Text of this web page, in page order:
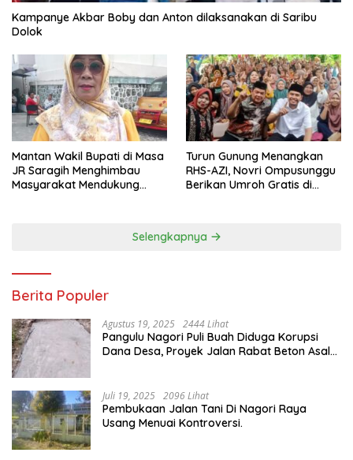
Kampanye Akbar Boby dan Anton dilaksanakan di Saribu
Dolok
Mantan Wakil Bupati di Masa
JR Saragih Menghimbau
Masyarakat Mendukung
Turun Gunung Menangkan
RHS-AZI, Novri Ompusunggu
Berikan Umroh Gratis di
Selengkapnya
Berita Populer
Agustus 19, 2025 2444 Lihat
Pangulu Nagori Puli Buah Diduga Korupsi
Dana Desa, Proyek Jalan Rabat Beton Asal
Juli 19, 2025 2096 Lihat
Pembukaan Jalan Tani Di Nagori Raya
Usang Menuai Kontroversi.